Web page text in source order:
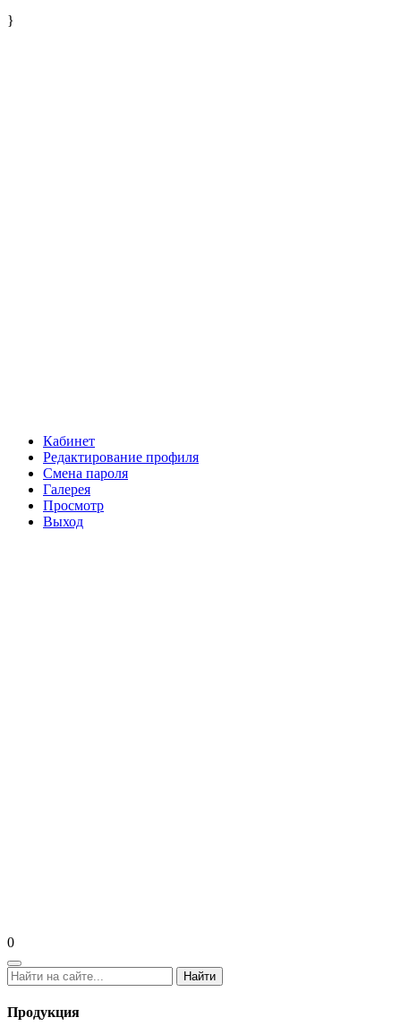
}
Кабинет
Редактирование профиля
Смена пароля
Галерея
Просмотр
Выход
0
Найти
Продукция